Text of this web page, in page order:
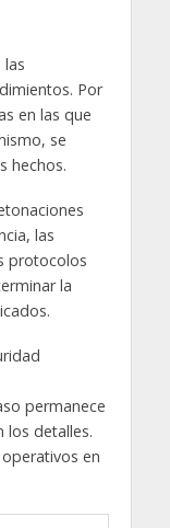
Por
en las que
se
hechos.
las
protocolos
la
permanece
los detalles.
en